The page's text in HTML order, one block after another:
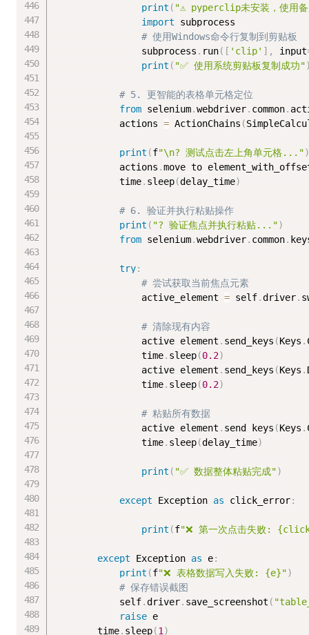
print ( "⚠️ pyperclip未安装，使用
import subprocess
# 使用Windows命令行复制到剪贴板
                subprocess
. run( [ 'clip' ] , input
print ( "✅ 使用系统剪贴板复制成功"
# 5. 更智能的表格单元格定位
from selenium.webdriver. common.
            actions
= ActionChains (
print (f"\n?️ 测试点击左上角单元格..."
            actions
.
            time
. sleep(delay_time)
# 6. 验证并执行粘贴操作
print ( "? 验证焦点并执行粘贴...")
from selenium.webdriver. common.
try:
# 尝试获取当前焦点元素
                active_element
= self.driver.
# 清除现有内容
                active_element
. send_keys (Keys .
                time
. sleep(0.2)
                active_element
. send_keys (Keys .
                time
. sleep(0.2)
# 粘贴所有数据
                active_element
. send_keys (Keys .
                time
. sleep(delay_time)
print ( "✅ 数据整体粘贴完成")
except Exception as click_error:
print (f"❌ 第一次点击失败:
except Exception as e:
print (f"❌ 表格数据写入失败: {e}")
# 保存错误截图
            self
.driver. save_screenshot (
raise e
        time
. sleep(1)